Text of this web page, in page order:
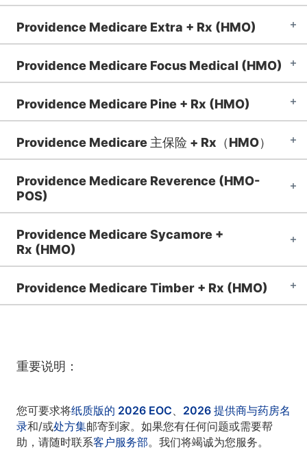
Providence Medicare Extra + Rx (HMO)
Providence Medicare Focus Medical (HMO)
Providence Medicare Pine + Rx (HMO)
Providence Medicare 主保险 + Rx（HMO）
Providence Medicare Reverence (HMO-
POS)
Providence Medicare Sycamore +
Rx (HMO)
Providence Medicare Timber + Rx (HMO)
重要说明：
您可要求将纸质版的 2026 EOC
2026 提供商与药房名
录和/或处方集邮寄到家。如果您有任何问题或需要帮
助，请随时联系客户服务部。我们将竭诚为您服务。